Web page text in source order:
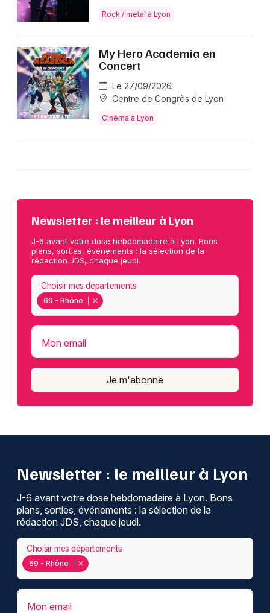
Rock / metal à Lyon
My Hero Academia en
Concert
Le 27/09/2026
Centre de Congrès de Lyon
Cinéma à Lyon
Newsletter : le meilleur à Lyon
J-6 avant votre dose hebdomadaire à Lyon. Bons
plans, sorties, événements : la sélection de la
rédaction JDS, chaque jeudi.
69 - Rhône
Choisir mes départements
Mon email
Je m'abonne
Newsletter : le meilleur à Lyon
J-6 avant votre dose hebdomadaire à Lyon. Bons
plans, sorties, événements : la sélection de la
rédaction JDS, chaque jeudi.
69 - Rhône
Choisir mes départements
Mon email